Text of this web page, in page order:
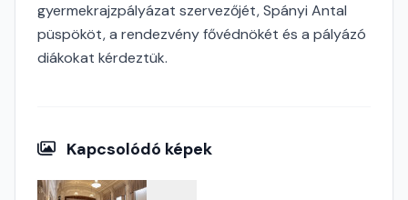
gyermekrajzpályázat szervezőjét, Spányi Antal
püspököt, a rendezvény fővédnökét és a pályázó
diákokat kérdeztük.
Kapcsolódó képek